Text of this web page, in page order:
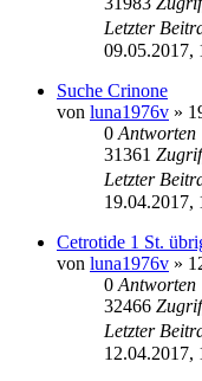
Letzter
09.05.2017,
Suche Crinone
von luna1976v »
0 Antworten
31361
Letzter
19.04.2017,
Cetrotide 1 St.
von luna1976v »
0 Antworten
32466
Letzter
12.04.2017,